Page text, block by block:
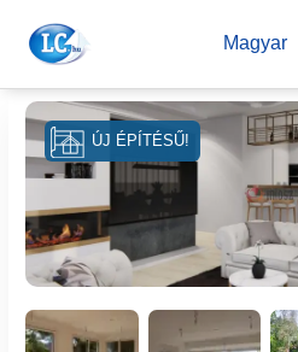
Magyar
ÚJ ÉPÍTÉSŰ!